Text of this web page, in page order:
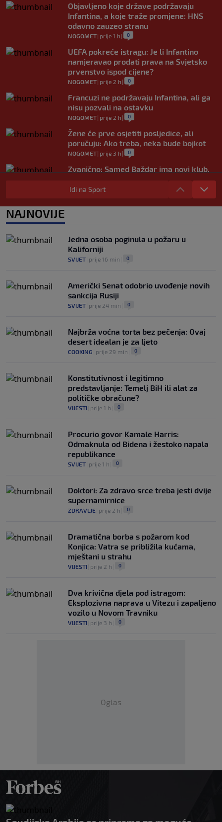
Objavljeno koje države podržavaju
Infantina, a koje traže promjene: HNS
odavno zauzeo stranu
NOGOMET| prije 1 h | 0
UEFA pokreće istragu: Je li Infantino
namjeravao prodati prava na Svjetsko
prvenstvo ispod cijene?
NOGOMET| prije 2 h | 0
Francuzi ne podržavaju Infantina, ali ga
nisu pozvali na ostavku
NOGOMET| prije 2 h | 0
Žene će prve osjetiti posljedice, ali
poručuju: Ako treba, neka bude bojkot
NOGOMET| prije 3 h | 0
Zvanično: Samed Baždar ima novi klub,
zadužio broj sa velikom "težinom"
NOGOMET|prije 5 h
Prije nekoliko godina zaludjela je
Idi na Sport
NAJNOVIJE
Jedna osoba poginula u požaru u
Kaliforniji
SVIJET prije 16 min 0
Američki Senat odobrio uvođenje novih
sankcija Rusiji
SVIJET prije 24 min 0
Najbrža voćna torta bez pečenja: Ovaj
desert idealan je za ljeto
COOKING prije 29 min 0
Konstitutivnost i legitimno
predstavljanje: Temelj BiH ili alat za
političke obračune?
VIJESTI prije 1 h 0
Procurio govor Kamale Harris:
Odmaknula od Bidena i žestoko napala
republikance
SVIJET prije 1 h 0
Doktori: Za zdravo srce treba jesti dvije
supernamirnice
ZDRAVLJE prije 2 h 0
Dramatična borba s požarom kod
Konjica: Vatra se približila kućama,
mještani u strahu
VIJESTI prije 2 h 0
Dva krivična djela pod istragom:
Eksplozivna naprava u Vitezu i zapaljeno
vozilo u Novom Travniku
VIJESTI prije 3 h 0
Oglas